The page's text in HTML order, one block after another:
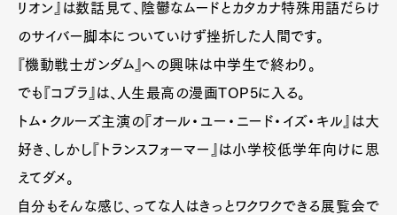
リオン』は数話見て、陰鬱なムードとカタカナ特殊用語だらけ
のサイバー脚本についていけず挫折した人間です。
『機動戦士ガンダム』への興味は中学生で終わり。
でも『コブラ』は、人生最高の漫画TOP5に入る。
トム・クルーズ主演の『オール・ユー・ニード・イズ・キル』は大
好き、しかし『トランスフォーマー』は小学校低学年向けに思
えてダメ。
自分もそんな感じ、ってな人はきっとワクワクできる展覧会で